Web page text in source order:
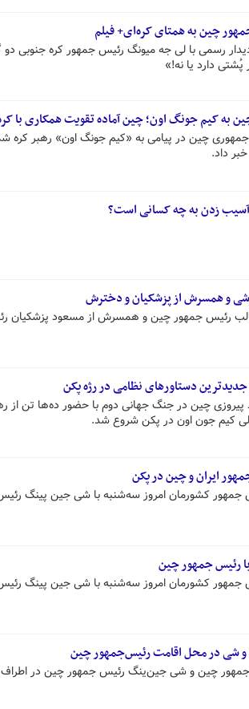
چین به همتای کره‌ای+ فیلم
رسمی با لی جه میونگ رئیس جمهور کره جنوبی
دارد یا نه!»
به کیم جونگ اون؛ چین آماده تقویت همکاری با
چین در پیامی به «کیم جونگ اون» رهبر کره
داد.
زدن به چه کسانی است؟
و همسرش از پزشکیان و دخترش
جالب رئیس جمهور چین و همسرش از مسعود
دستاورهای نظامی در رژه پکن
پیروزی چین در جنگ جهانی دوم با حضور ده‌ها تن از
کیم جون اون در پکن شروع شد.
ایران و چین در پکن
کشورمان امروز سه‌شنبه با شی جین پینگ
رئیس جمهور چین
کشورمان امروز سه‌شنبه با شی جین پینگ
و شی‌ در محل اقامت رئیس‌جمهور چین
جمهور چین و شی‌ جین‌ینگ رئیس جمهور چین در